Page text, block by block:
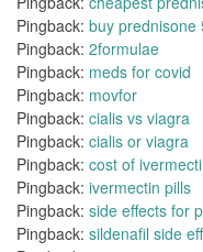
Pingback: buy prednisone
Pingback: 2formulae
Pingback: meds for covid
Pingback: movfor
Pingback: cialis vs viagra
Pingback: cialis or viagra
Pingback: cost of
Pingback: ivermectin pills
Pingback: side effects for
Pingback: sildenafil side